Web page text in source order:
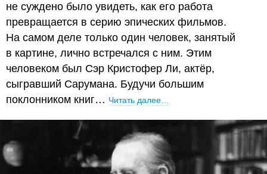
не суждено было увидеть, как его работа
превращается в серию эпических фильмов.
На самом деле только один человек, занятый
в картине, лично встречался с ним. Этим
человеком был Сэр Кристофер Ли, актёр,
сыгравший Сарумана. Будучи большим
поклонником книг… Читать далее…